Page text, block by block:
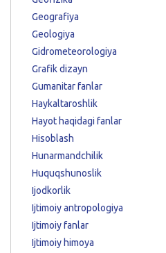
Geografiya
Geologiya
Gidrometeorologiya
Grafik dizayn
Gumanitar fanlar
Haykaltaroshlik
Hayot haqidagi fanlar
Hisoblash
Hunarmandchilik
Huquqshunoslik
Ijodkorlik
Ijtimoiy antropologiya
Ijtimoiy fanlar
Ijtimoiy himoya